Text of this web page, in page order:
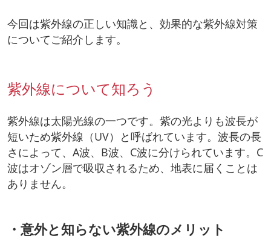
今回は紫外線の正しい知識と、効果的な紫外線対策
についてご紹介します。
紫外線について知ろう
紫外線は太陽光線の一つです。紫の光よりも波長が
短いため紫外線（UV）と呼ばれています。波長の長
さによって、A波、B波、C波に分けられています。C
波はオゾン層で吸収されるため、地表に届くことは
ありません。
・意外と知らない紫外線のメリット